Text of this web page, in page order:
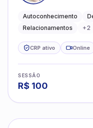
Autoconhecimento
Relacionamentos
+2
CRP ativo Online
SESSÃO
R$ 100